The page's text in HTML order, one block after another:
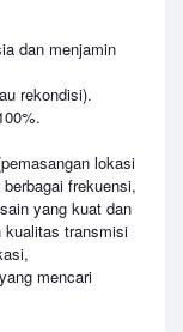
dan menjamin
rekondisi).
lokasi
frekuensi,
yang kuat dan
kualitas transmisi
mencari